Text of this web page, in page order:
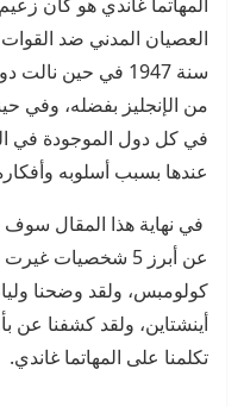
العصيان المدني ضد
سنة 1947 في حين
من الإنجليز بفضله، وفي
في كل دول الموجودة في
عندها بسبب أسلوبه
في نهاية هذا المقال
عن أبرز 5 شخصيات
كولومبس، ولقد وضحنا
أينشتاين، ولقد كشفنا عن
تكلمنا على المهاتما غاندي.